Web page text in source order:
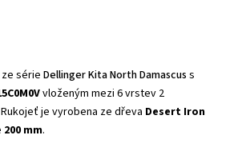
ze série Dellinger Kita North Damascus s
vloženým mezi 6 vrstev 2
je vyrobena ze dřeva Desert Iron
200 mm.